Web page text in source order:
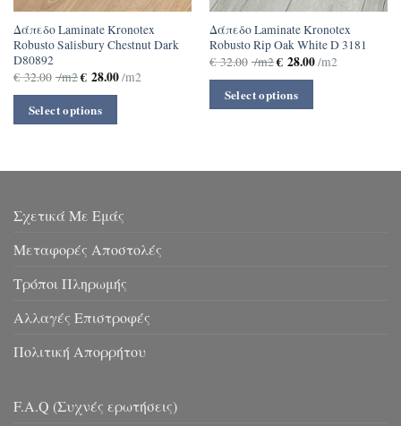
Δάπεδο Laminate Kronotex
Robusto Salisbury Chestnut Dark
D80892
€32.00 /m2€28.00/m2
Select options
Δάπεδο Laminate Kronotex
Robusto Rip Oak White D 3181
€32.00 /m2€28.00/m2
Select options
Σχετικά Με Εμάς
Μεταφορές Αποστολές
Τρόποι Πληρωμής
Αλλαγές Επιστροφές
Πολιτική Απορρήτου
F.A.Q (Συχνές ερωτήσεις)